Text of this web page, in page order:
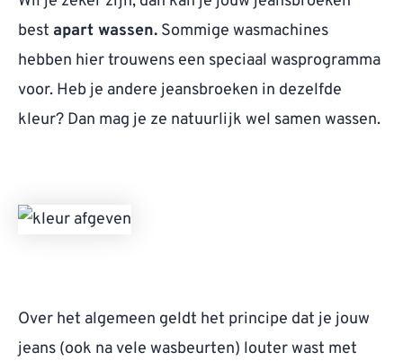
best apart wassen. Sommige wasmachines
hebben hier trouwens een speciaal wasprogramma
voor. Heb je andere jeansbroeken in dezelfde
kleur? Dan mag je ze natuurlijk wel samen wassen.
Over het algemeen geldt het principe dat je jouw
jeans (ook na vele wasbeurten) louter wast met